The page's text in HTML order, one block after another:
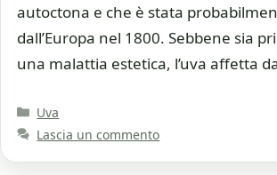
autoctona e che è stata
dall’Europa nel 1800. Sebbene sia
una malattia estetica, l’uva affetta
Categorie
Uva
Lascia un commento